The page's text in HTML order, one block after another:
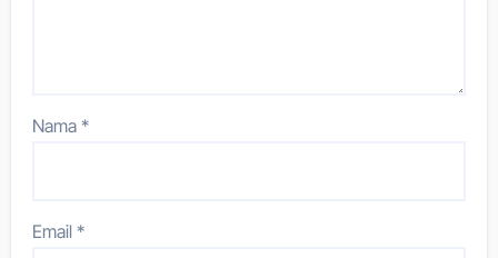
Nama*
Email*